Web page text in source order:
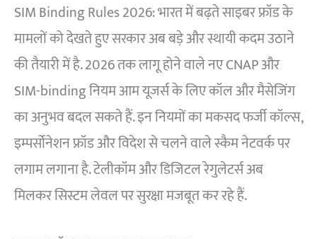
SIM Binding Rules 2026: भारत में बढ़ते साइबर फ्रॉड के
मामलों को देखते हुए सरकार अब बड़े और स्थायी कदम उठाने
की तैयारी में है. 2026 तक लागू होने वाले नए CNAP और
SIM-binding नियम आम यूजर्स के लिए कॉल और मैसेजिंग
का अनुभव बदल सकते हैं. इन नियमों का मकसद फर्जी कॉल्स,
इम्पर्सोनेशन फ्रॉड और विदेश से चलने वाले स्कैम नेटवर्क पर
लगाम लगाना है. टेलीकॉम और डिजिटल रेगुलेटर्स अब
मिलकर सिस्टम लेवल पर सुरक्षा मजबूत कर रहे हैं.